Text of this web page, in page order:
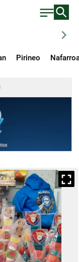
chevron_right
Pirineo